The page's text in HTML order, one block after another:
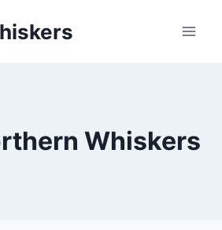
Whiskers